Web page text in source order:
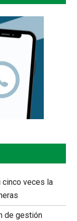
cinco veces la
de gestión